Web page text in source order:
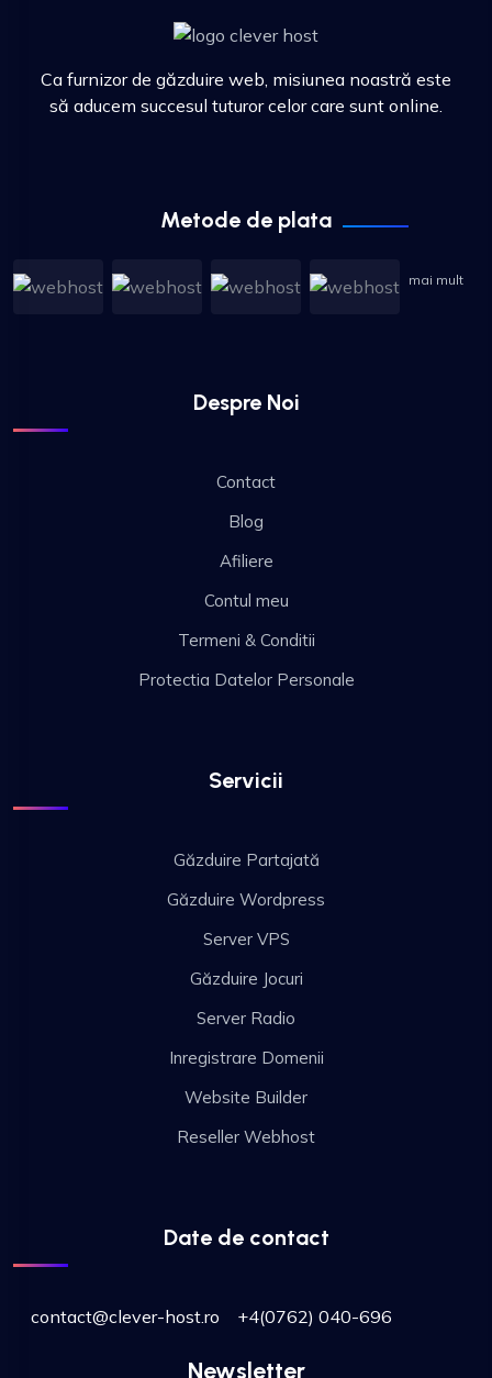
Ca furnizor de găzduire web, misiunea noastră este
să aducem succesul tuturor celor care sunt online.
Metode de plata
mai mult
Despre Noi
Contact
Blog
Afiliere
Contul meu
Termeni & Conditii
Protectia Datelor Personale
Servicii
Găzduire Partajată
Găzduire Wordpress
Server VPS
Găzduire Jocuri
Server Radio
Inregistrare Domenii
Website Builder
Reseller Webhost
Date de contact
contact@clever-host.ro +4(0762) 040-696
Newsletter